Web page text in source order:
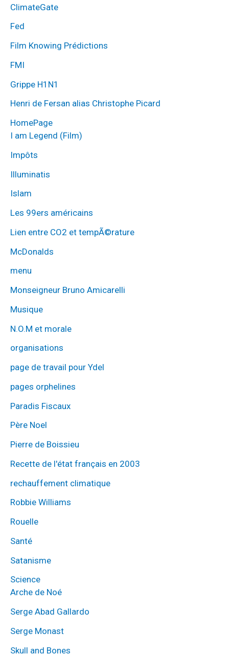
ClimateGate
Fed
Film Knowing Prédictions
FMI
Grippe H1N1
Henri de Fersan alias Christophe Picard
HomePage
I am Legend (Film)
Impôts
Illuminatis
Islam
Les 99ers américains
Lien entre CO2 et tempÃ©rature
McDonalds
menu
Monseigneur Bruno Amicarelli
Musique
N.O.M et morale
organisations
page de travail pour Ydel
pages orphelines
Paradis Fiscaux
Père Noel
Pierre de Boissieu
Recette de l'état français en 2003
rechauffement climatique
Robbie Williams
Rouelle
Santé
Satanisme
Science
Arche de Noé
Serge Abad Gallardo
Serge Monast
Skull and Bones